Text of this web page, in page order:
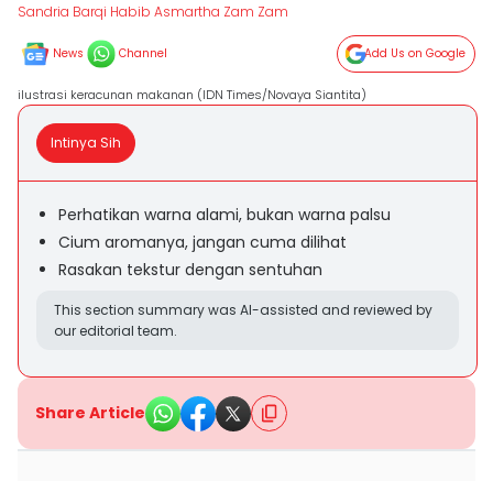
Sandria Barqi Habib Asmartha Zam Zam
News Channel Add Us on Google
ilustrasi keracunan makanan (IDN Times/Novaya Siantita)
Intinya Sih
Perhatikan warna alami, bukan warna palsu
Cium aromanya, jangan cuma dilihat
Rasakan tekstur dengan sentuhan
This section summary was AI-assisted and reviewed by
our editorial team.
Share Article